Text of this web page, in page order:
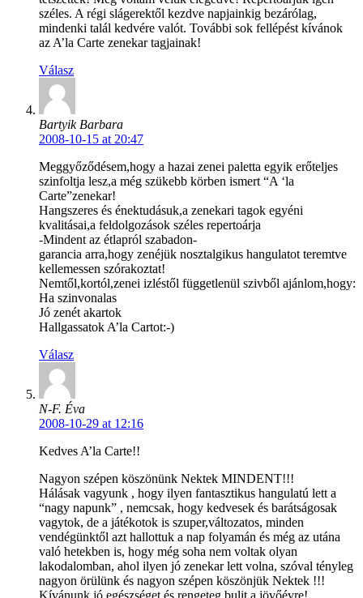
széles. A régi slágerektől kezdve napjainkig bezárólag,
mindenki talál kedvére valót. További sok fellépést kívánok
az A’la Carte zenekar tagjainak!
Válasz
Bartyik Barbara
2008-10-15 at 20:47
Meggyőződésem,hogy a hazai zenei paletta egyik erőteljes
szinfoltja lesz,a még szükebb körben ismert “A ‘la
Carte”zenekar!
Hangszeres és énektudásuk,a zenekari tagok egyéni
kvalitásai,a feldolgozások széles repertoárja
-Mindent az étlapról szabadon-
garancia arra,hogy zenéjük nosztalgikus hangulatot teremtve
kellemessen szórakoztat!
Nemtől,kortól,zenei izléstől függetlenül szivből ajánlom,hogy:
Ha szinvonalas
Jó zenét akartok
Hallgassatok A’la Cartot:-)
Válasz
N-F. Éva
2008-10-29 at 12:16
Kedves A’la Carte!!
Nagyon szépen köszönünk Nektek MINDENT!!!
Hálásak vagyunk , hogy ilyen fantasztikus hangulatú lett a
“nagy napunk” , nemcsak, hogy kedvesek és barátságosak
vagytok, de a játékotok is szuper,változatos, minden
vendégünktől azt hallottuk a nap folyamán és még az utána
való hetekben is, hogy még soha nem voltak olyan
lakodalomban, ahol ilyen jó zenekar lett volna, szóval tényleg
nagyon örülünk és nagyon szépen köszönjük Nektek !!!
Kívánunk jó egészséget és rengeteg bulit a jövőévre!